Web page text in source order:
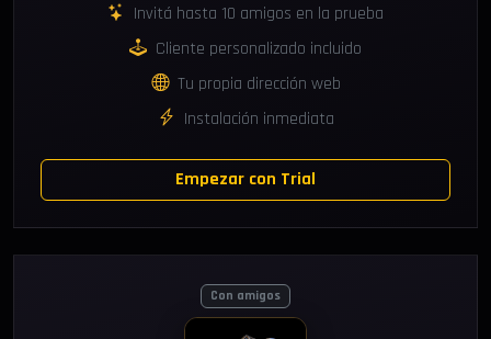
Invitá hasta 10 amigos en la prueba
Cliente personalizado incluido
Tu propia dirección web
Instalación inmediata
Empezar con Trial
Con amigos